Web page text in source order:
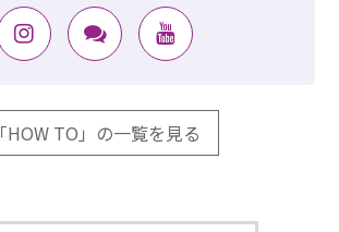
「HOW TO」の一覧を見る